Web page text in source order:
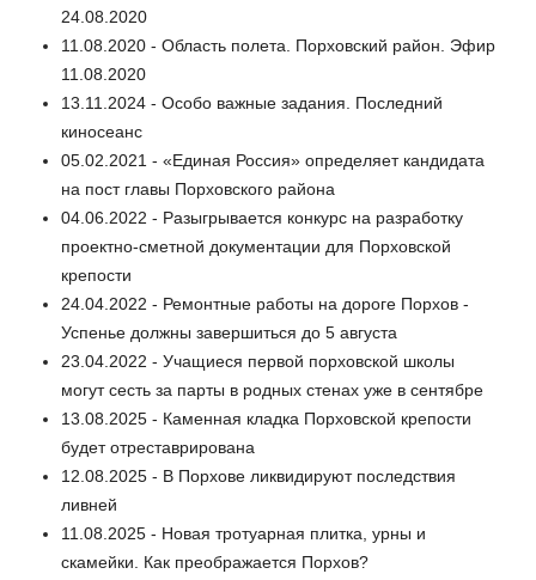
24.08.2020
11.08.2020 - Область полета. Порховский район. Эфир
11.08.2020
13.11.2024 - Особо важные задания. Последний
киносеанс
05.02.2021 - «Единая Россия» определяет кандидата
на пост главы Порховского района
04.06.2022 - Разыгрывается конкурс на разработку
проектно-сметной документации для Порховской
крепости
24.04.2022 - Ремонтные работы на дороге Порхов -
Успенье должны завершиться до 5 августа
23.04.2022 - Учащиеся первой порховской школы
могут сесть за парты в родных стенах уже в сентябре
13.08.2025 - Каменная кладка Порховской крепости
будет отреставрирована
12.08.2025 - В Порхове ликвидируют последствия
ливней
11.08.2025 - Новая тротуарная плитка, урны и
скамейки. Как преображается Порхов?